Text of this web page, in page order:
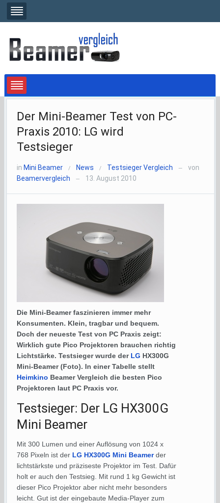
Der Mini-Beamer Test von PC-
Praxis 2010: LG wird
Testsieger
in Mini Beamer / News / Testsieger Vergleich —
von
Beamervergleich
— 13. August 2010
Die Mini-Beamer faszinieren immer mehr
Konsumenten. Klein, tragbar und bequem.
Doch der neueste Test von PC Praxis zeigt:
Wirklich gute Pico Projektoren brauchen richtig
Lichtstärke. Testsieger wurde der LG HX300G
Mini-Beamer (Foto). In einer Tabelle stellt
Heimkino Beamer Vergleich die besten Pico
Projektoren laut PC Praxis vor.
Testsieger: Der LG HX300G
Mini Beamer
Mit 300 Lumen und einer Auflösung von 1024 x
768 Pixeln ist der LG HX300G Mini Beamerder
lichtstärkste und präziseste Projektor im Test. Dafür
holt er auch den Testsieg. Mit rund 1 kg Gewicht ist
dieser Pico Projektor aber nicht mehr besonders
leicht. Gut ist der eingebaute Media-Player zum